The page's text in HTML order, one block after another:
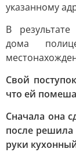
указанному
В
дома
Свой
что ей
Сначала она
после
руки